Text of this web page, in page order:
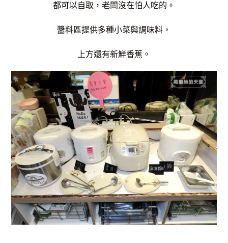
都可以自取，老闆沒在怕人吃的。
醬料區提供多種小菜與調味料，
上方還有新鮮香蕉。